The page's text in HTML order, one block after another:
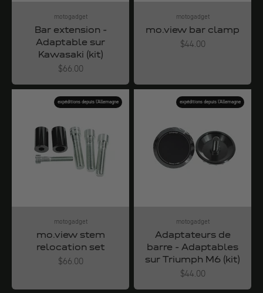
motogadget
Bar extension -
Adaptable sur
Kawasaki (kit)
Angebot
$66.00
motogadget
mo.view bar clamp
Angebot
$44.00
expéditions depuis l'Allemagne
motogadget
mo.view stem
relocation set
Angebot
$66.00
expéditions depuis l'Allemagne
motogadget
Adaptateurs de
barre - Adaptables
sur Triumph M6 (kit)
Angebot
$44.00